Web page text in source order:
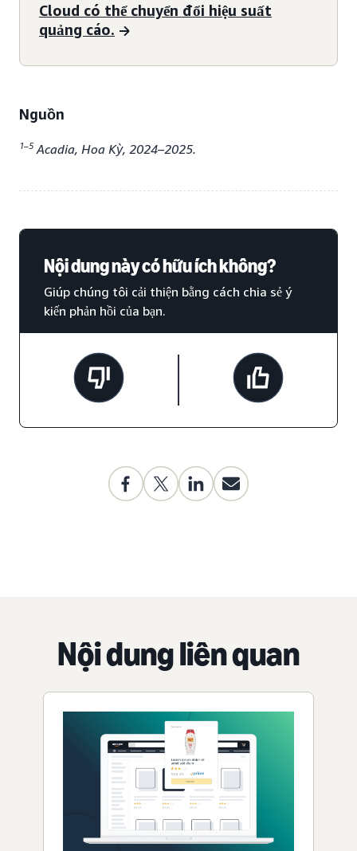
Cloud có thể chuyển đổi hiệu suất
quảng cáo.
Nguồn
1–5 Acadia, Hoa Kỳ, 2024–2025.
Nội dung này có hữu ích không?
Giúp chúng tôi cải thiện bằng cách chia sẻ ý
kiến phản hồi của bạn.
Nội dung liên quan